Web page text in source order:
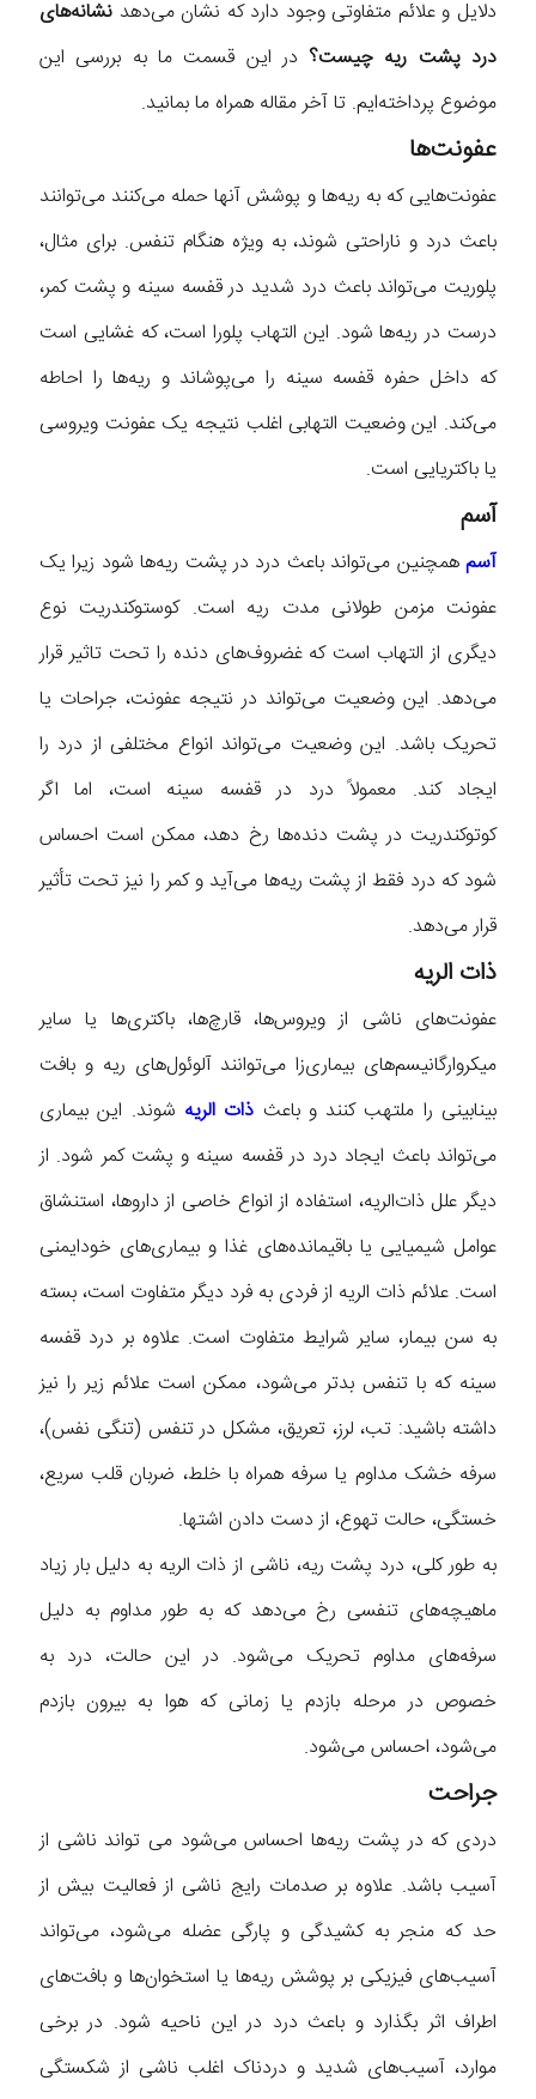
دلایل و علائم متفاوتی وجود دارد که نشان می‌دهد نشانه‌های
درد پشت ریه چیست؟ در این قسمت ما به بررسی این
موضوع پرداخته‌ایم. تا آخر مقاله همراه ما بمانید.
عفونت‌ها
عفونت‌هایی که به ریه‌ها و پوشش آنها حمله می‌کنند می‌توانند
باعث درد و ناراحتی شوند، به ویژه هنگام تنفس. برای مثال،
پلوریت می‌تواند باعث درد شدید در قفسه سینه و پشت کمر،
درست در ریه‌ها شود. این التهاب پلورا است، که غشایی است
که داخل حفره قفسه سینه را می‌پوشاند و ریه‌ها را احاطه
می‌کند. این وضعیت التهابی اغلب نتیجه یک عفونت ویروسی
یا باکتریایی است.
آسم
آسمهمچنین می‌تواند باعث درد در پشت ریه‌ها شود زیرا یک
عفونت مزمن طولانی مدت ریه است. کوستوکندریت نوع
دیگری از التهاب است که غضروف‌های دنده را تحت تاثیر قرار
می‌دهد. این وضعیت می‌تواند در نتیجه عفونت، جراحات یا
تحریک باشد. این وضعیت می‌تواند انواع مختلفی از درد را
ایجاد کند. معمولاً درد در قفسه سینه است، اما اگر
کوتوکندریت در پشت دنده‌ها رخ دهد، ممکن است احساس
شود که درد فقط از پشت ریه‌ها می‌آید و کمر را نیز تحت تأثیر
قرار می‌دهد.
ذات الریه
عفونت‌های ناشی از ویروس‌ها، قارچ‌ها، باکتری‌ها یا سایر
میکروارگانیسم‌های بیماری‌زا می‌توانند آلوئول‌های ریه و بافت
بینابینی را ملتهب کنند و باعث ذات‌ الریه شوند. این بیماری
می‌تواند باعث ایجاد درد در قفسه سینه و پشت کمر شود. از
دیگر علل ذات‌الریه، استفاده از انواع خاصی از داروها، استنشاق
عوامل شیمیایی یا باقیمانده‌های غذا و بیماری‌های خودایمنی
است. علائم ذات الریه از فردی به فرد دیگر متفاوت است، بسته
به سن بیمار، سایر شرایط متفاوت است. علاوه بر درد قفسه
سینه که با تنفس بدتر می‌شود، ممکن است علائم زیر را نیز
داشته باشید: تب، لرز، تعریق، مشکل در تنفس (تنگی نفس)،
سرفه خشک مداوم یا سرفه همراه با خلط، ضربان قلب سریع،
خستگی، حالت تهوع، از دست دادن اشتها.
به طور کلی، درد پشت ریه، ناشی از ذات الریه به دلیل بار زیاد
ماهیچه‌های تنفسی رخ می‌دهد که به طور مداوم به دلیل
سرفه‌های مداوم تحریک می‌شود. در این حالت، درد به
خصوص در مرحله بازدم یا زمانی که هوا به بیرون بازدم
می‌شود، احساس می‌شود.
جراحت
دردی که در پشت ریه‌ها احساس می‌شود می تواند ناشی از
آسیب باشد. علاوه بر صدمات رایج ناشی از فعالیت بیش از
حد که منجر به کشیدگی و پارگی عضله می‌شود، می‌تواند
آسیب‌های فیزیکی بر پوشش ریه‌ها یا استخوان‌ها و بافت‌های
اطراف اثر بگذارد و باعث درد در این ناحیه شود. در برخی
موارد، آسیب‌های شدید و دردناک اغلب ناشی از شکستگی